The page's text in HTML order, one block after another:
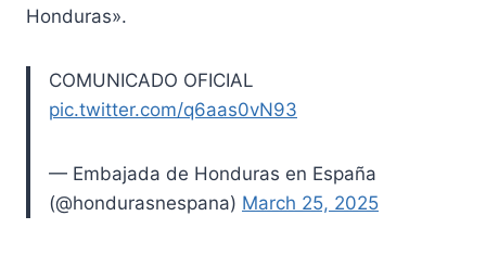
Honduras».
COMUNICADO OFICIAL
pic.twitter.com/q6aas0vN93
— Embajada de Honduras en España
(@hondurasnespana) March 25, 2025